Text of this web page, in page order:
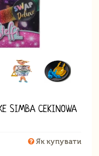
SIMBA CEKINOWA
Як купувати